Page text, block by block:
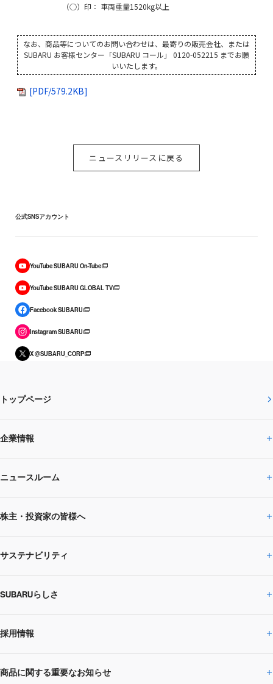
（○）印： 車両重量1520kg以上
なお、商品等についてのお問い合わせは、最寄りの販売会社、または
SUBARU お客様センター「SUBARU コール」 0120-052215 までお願
いいたします。
[PDF/579.2KB]
ニュースリリースに戻る
公式SNSアカウント
YouTube SUBARU On-Tube
YouTube SUBARU GLOBAL TV
Facebook SUBARU
Instagram SUBARU
X @SUBARU_CORP
トップページ
企業情報
企業情報トップ
SUBARUのありたい姿
SUBARU 2025方針
事業所・関係会社
ニュースルーム
ニュースルームトップ
ニュースリリース
閉じる
株主・投資家の皆様へ
株主・投資家の皆様へトップ
企業・経営
IRライブラリー
株主・投資家サポート
サステナビリティ
サステナビリティトップ
CEOサステナビリティ
環境
SUBARUらしさ
SUBARUらしさトップ
SUBARUびと
採用情報
採用情報トップ
商品に関する重要なお知らせ